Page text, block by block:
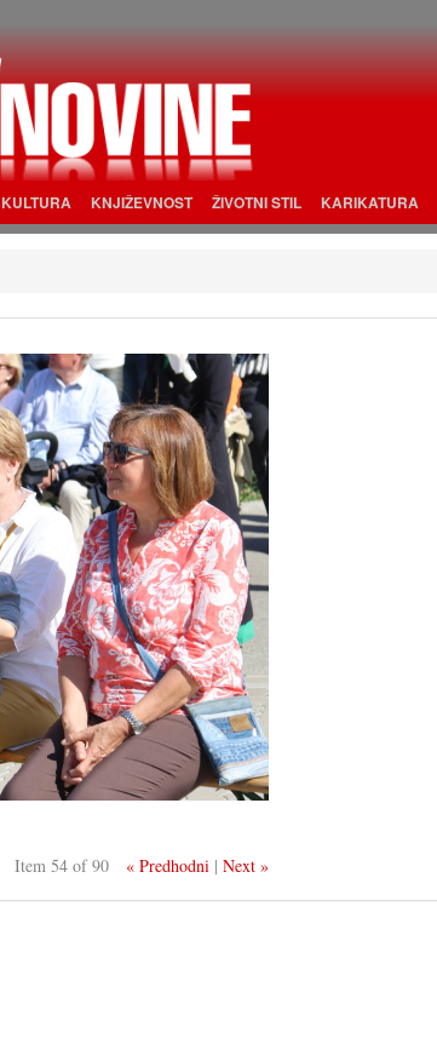
KULTURA KNJIŽEVNOST ŽIVOTNI STIL KARIKATURA
Item 54 of 90 « Predhodni |Next »